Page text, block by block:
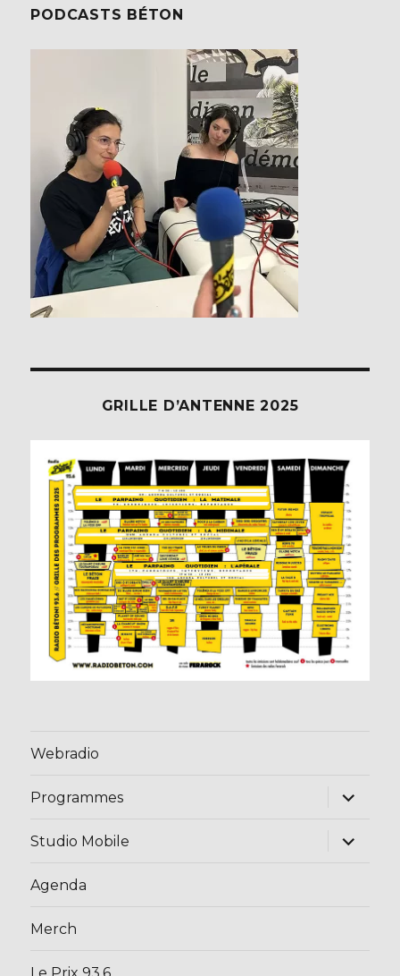
PODCASTS BÉTON
GRILLE D’ANTENNE 2025
Webradio
Programmes
ouvrir
menu
Studio Mobile
ouvrir
Agenda
Merch